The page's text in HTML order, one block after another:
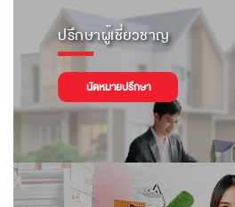
ปรึกษาผู้เชี่ยวชาญ
นัดหมายปรึกษา